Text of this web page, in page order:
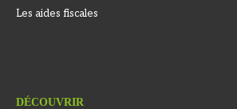
Les aides fiscales
DÉCOUVRIR